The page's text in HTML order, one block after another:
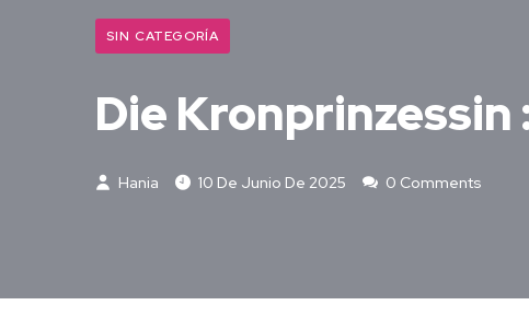
SIN CATEGORÍA
Die
Hania 10 De Junio De 2025 0 Comments